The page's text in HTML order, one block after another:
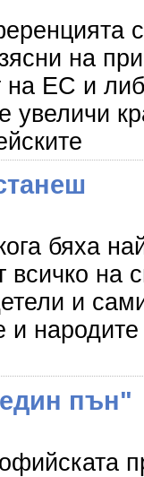
на
на ЕС и
увеличи
бяха
всичко на
и
и
пън"